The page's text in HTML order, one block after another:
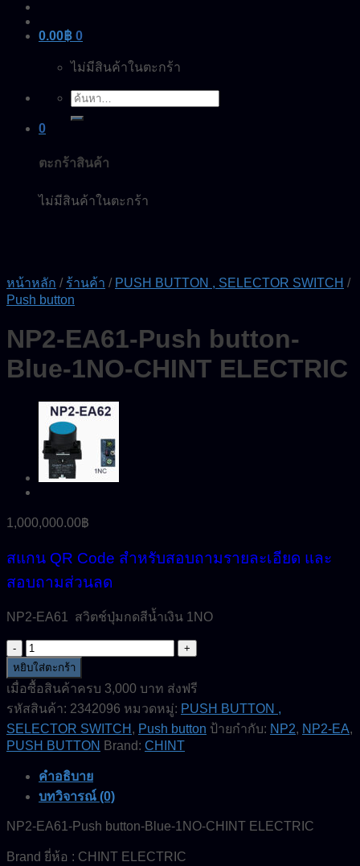
0.00฿ 0
ไม่มีสินค้าในตะกร้า
ค้นหา:
0
ตะกร้าสินค้า
ไม่มีสินค้าในตะกร้า
หน้าหลัก / ร้านค้า / PUSH BUTTON , SELECTOR SWITCH /
Push button
NP2-EA61-Push button-
Blue-1NO-CHINT ELECTRIC
1,000,000.00฿
สแกน QR Code สำหรับสอบถามรายละเอียด และ
สอบถามส่วนลด
NP2-EA61 สวิตช์ปุ่มกดสีน้ำเงิน 1NO
จำนวน
NP2-
EA61-
Push
button-
Blue-
1NO-
CHINT
ELECTRIC
ชิ้น
หยิบใส่ตะกร้า
เมื่อซื้อสินค้าครบ 3,000 บาท ส่งฟรี
รหัสสินค้า: 2342096 หมวดหมู่: PUSH BUTTON ,
SELECTOR SWITCH , Push button ป้ายกำกับ: NP2, NP2-EA,
PUSH BUTTON Brand: CHINT
คำอธิบาย
บทวิจารณ์ (0)
NP2-EA61-Push button-Blue-1NO-CHINT ELECTRIC
Brand ยี่ห้อ : CHINT ELECTRIC